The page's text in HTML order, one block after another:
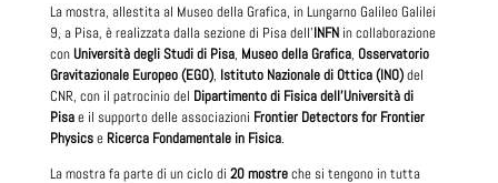
La mostra, allestita al Museo della Grafica, in Lungarno Galileo Galilei
9, a Pisa, è realizzata dalla sezione di Pisa dell’INFNin collaborazione
conUniversità degli Studi di Pisa, Museo della Grafica, Osservatorio
Gravitazionale Europeo (EGO), Istituto Nazionale di Ottica (INO)del
CNR, con il patrocinio del Dipartimento di Fisica dell’Università di
Pisae il supporto delle associazioni Frontier Detectors for Frontier
PhysicseRicerca Fondamentale in Fisica.
La mostra fa parte di un ciclo di 20 mostreche si tengono in tutta